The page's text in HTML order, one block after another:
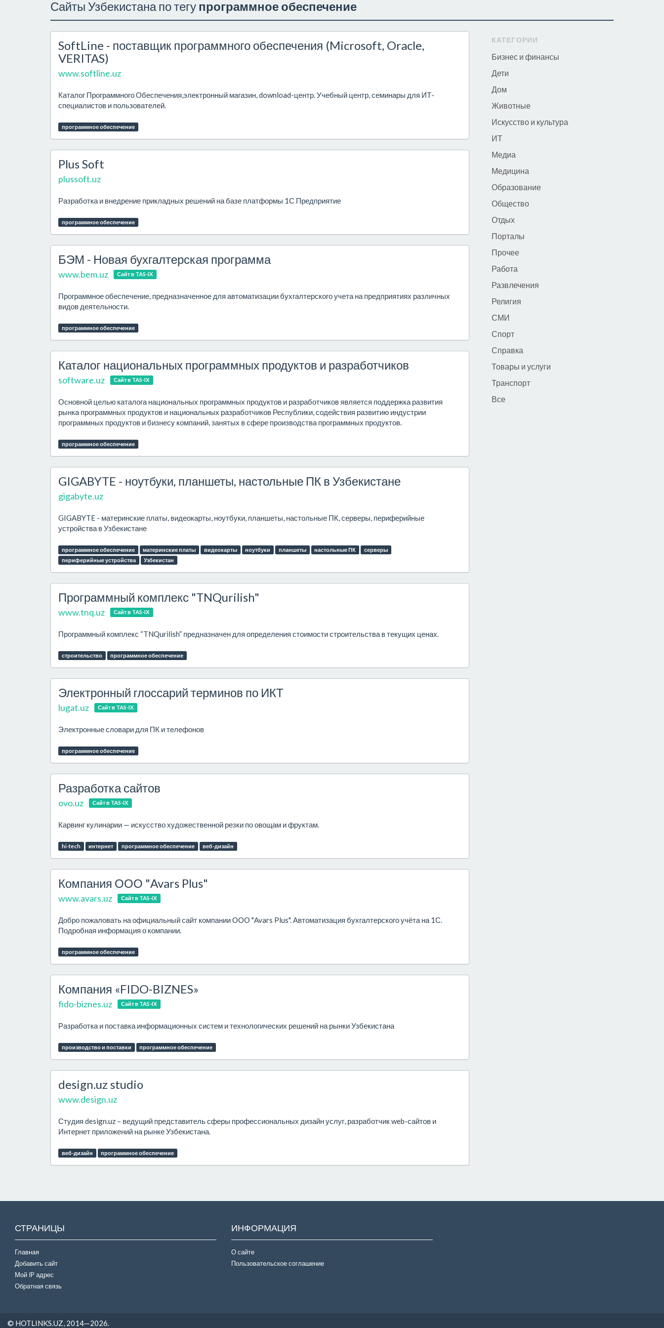
Сайты Узбекистана по тегу программное обеспечение
SoftLine - поставщик программного обеспечения (Microsoft, Oracle,
VERITAS)
www.softline.uz
Каталог Программного Обеспечения,электронный магазин, download-центр. Учебный центр, семинары для ИТ-
специалистов и пользователей.
программное обеспечение
Plus Soft
plussoft.uz
Разработка и внедрение прикладных решений на базе платформы 1С Предприятие
программное обеспечение
БЭМ - Новая бухгалтерская программа
www.bem.uz Сайт в TAS-IX
Программное обеспечение, предназначенное для автоматизации бухгалтерского учета на предприятиях различных
видов деятельности.
программное обеспечение
Каталог национальных программных продуктов и разработчиков
software.uz Сайт в TAS-IX
Основной целью каталога национальных программных продуктов и разработчиков является поддержка развития
рынка программных продуктов и национальных разработчиков Республики, содействия развитию индустрии
программных продуктов и бизнесу компаний, занятых в сфере производства программных продуктов.
программное обеспечение
GIGABYTE - ноутбуки, планшеты, настольные ПК в Узбекистане
gigabyte.uz
GIGABYTE - материнские платы, видеокарты, ноутбуки, планшеты, настольные ПК, серверы, периферийные
устройства в Узбекистане
программное обеспечение материнские платы видеокарты ноутбуки планшеты настольные ПК
серверы
периферийные устройства
Узбекистан
Программный комплекс "TNQurilish"
www.tnq.uz Сайт в TAS-IX
Программный комплекс “TNQurilish” предназначен для определения стоимости строительства в текущих ценах.
строительство программное обеспечение
Электронный глоссарий терминов по ИКТ
lugat.uz Сайт в TAS-IX
Электронные словари для ПК и телефонов
программное обеспечение
Разработка сайтов
ovo.uz Сайт в TAS-IX
Карвинг кулинарии — искусство художественной резки по овощам и фруктам.
hi-tech интернет программное обеспечение веб-дизайн
Компания ООО "Avars Plus"
www.avars.uz Сайт в TAS-IX
Добро пожаловать на официальный сайт компании ООО "Avars Plus". Автоматизация бухгалтерского учёта на 1С.
Подробная информация о компании.
программное обеспечение
Компания «FIDO-BIZNES»
fido-biznes.uz Сайт в TAS-IX
Разработка и поставка информационных систем и технологических решений на рынки Узбекистана
производство и поставки программное обеспечение
design.uz studio
www.design.uz
Студия design.uz – ведущий представитель сферы профессиональных дизайн услуг, разработчик web-сайтов и
Интернет приложений на рынке Узбекистана.
веб-дизайн программное обеспечение
КАТЕГОРИИ
Бизнес и финансы
Дети
Дом
Животные
Искусство и культура
ИТ
Медиа
Медицина
Образование
Общество
Отдых
Порталы
Прочее
Работа
Развлечения
Религия
СМИ
Спорт
Справка
Товары и услуги
Транспорт
Все
СТРАНИЦЫ
Главная
Добавить сайт
Мой IP адрес
Обратная связь
ИНФОРМАЦИЯ
О сайте
Пользовательское соглашение
© HOTLINKS.UZ, 2014—2026.